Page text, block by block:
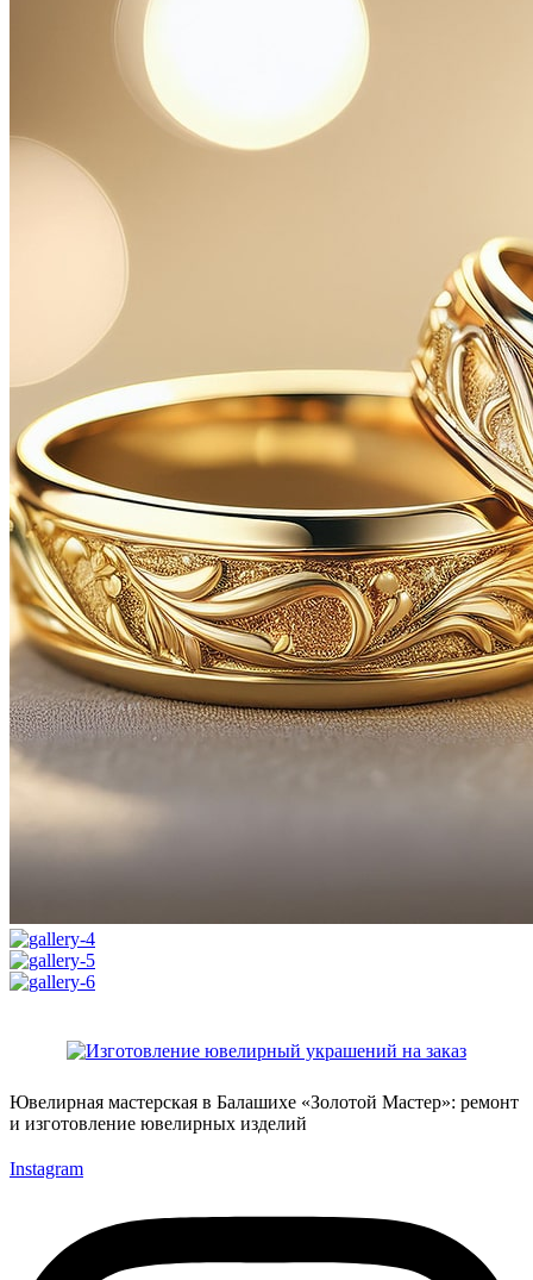
Ювелирная мастерская в Балашихе «Золотой Мастер»: ремонт
и изготовление ювелирных изделий
Instagram